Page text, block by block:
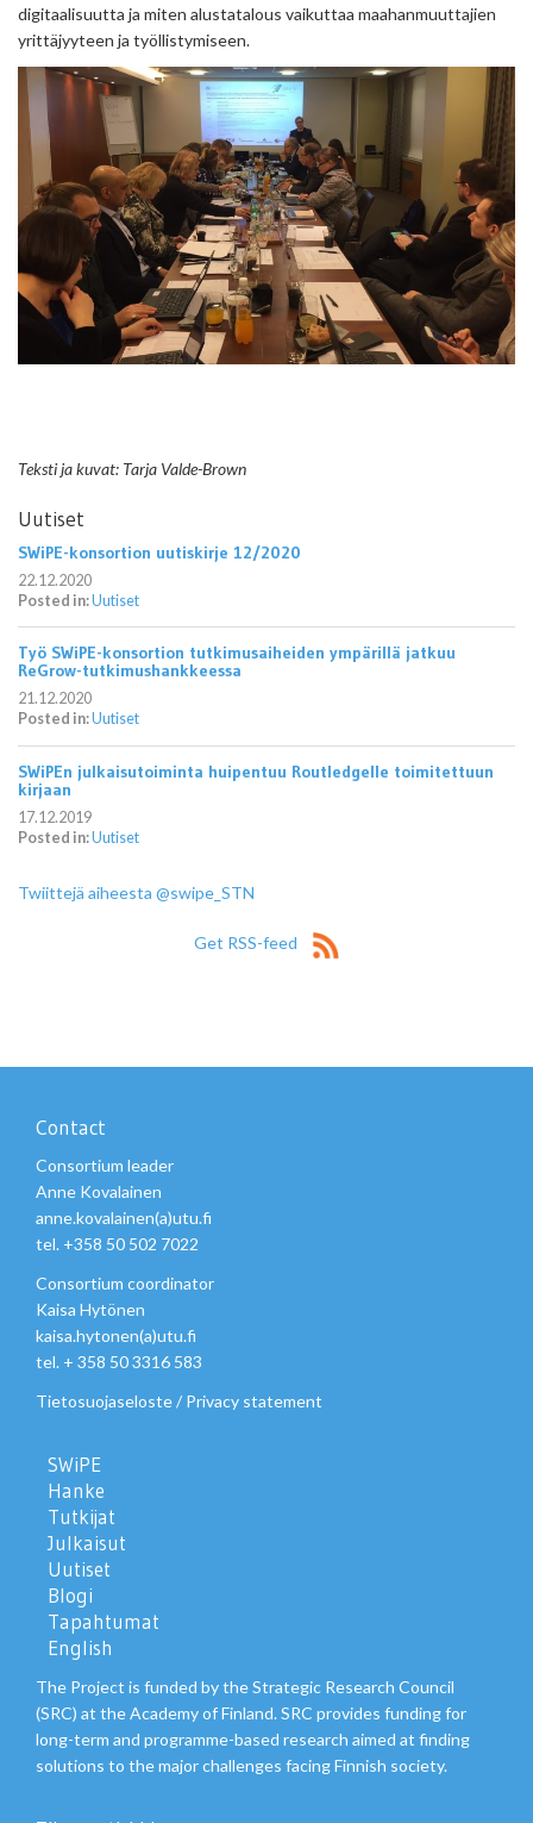
digitaalisuutta ja miten alustatalous vaikuttaa maahanmuuttajien
yrittäjyyteen ja työllistymiseen.
Teksti ja kuvat: Tarja Valde-Brown
Uutiset
SWiPE-konsortion uutiskirje 12/2020
22.12.2020
Posted in:Uutiset
Työ SWiPE-konsortion tutkimusaiheiden ympärillä jatkuu
ReGrow-tutkimushankkeessa
21.12.2020
Posted in:Uutiset
SWiPEn julkaisutoiminta huipentuu Routledgelle toimitettuun
kirjaan
17.12.2019
Posted in:Uutiset
Twiittejä aiheesta @swipe_STN
Get RSS-feed
Contact
Consortium leader
Anne Kovalainen
anne.kovalainen(a)utu.fi
tel. +358 50 502 7022
Consortium coordinator
Kaisa Hytönen
kaisa.hytonen(a)utu.fi
tel. + 358 50 3316 583
Tietosuojaseloste/ Privacy statement
SWiPE
Hanke
Tutkijat
Julkaisut
Uutiset
Blogi
Tapahtumat
English
The Project is funded by the Strategic Research Council
(SRC) at the Academy of Finland. SRC provides funding for
long-term and programme-based research aimed at finding
solutions to the major challenges facing Finnish society.